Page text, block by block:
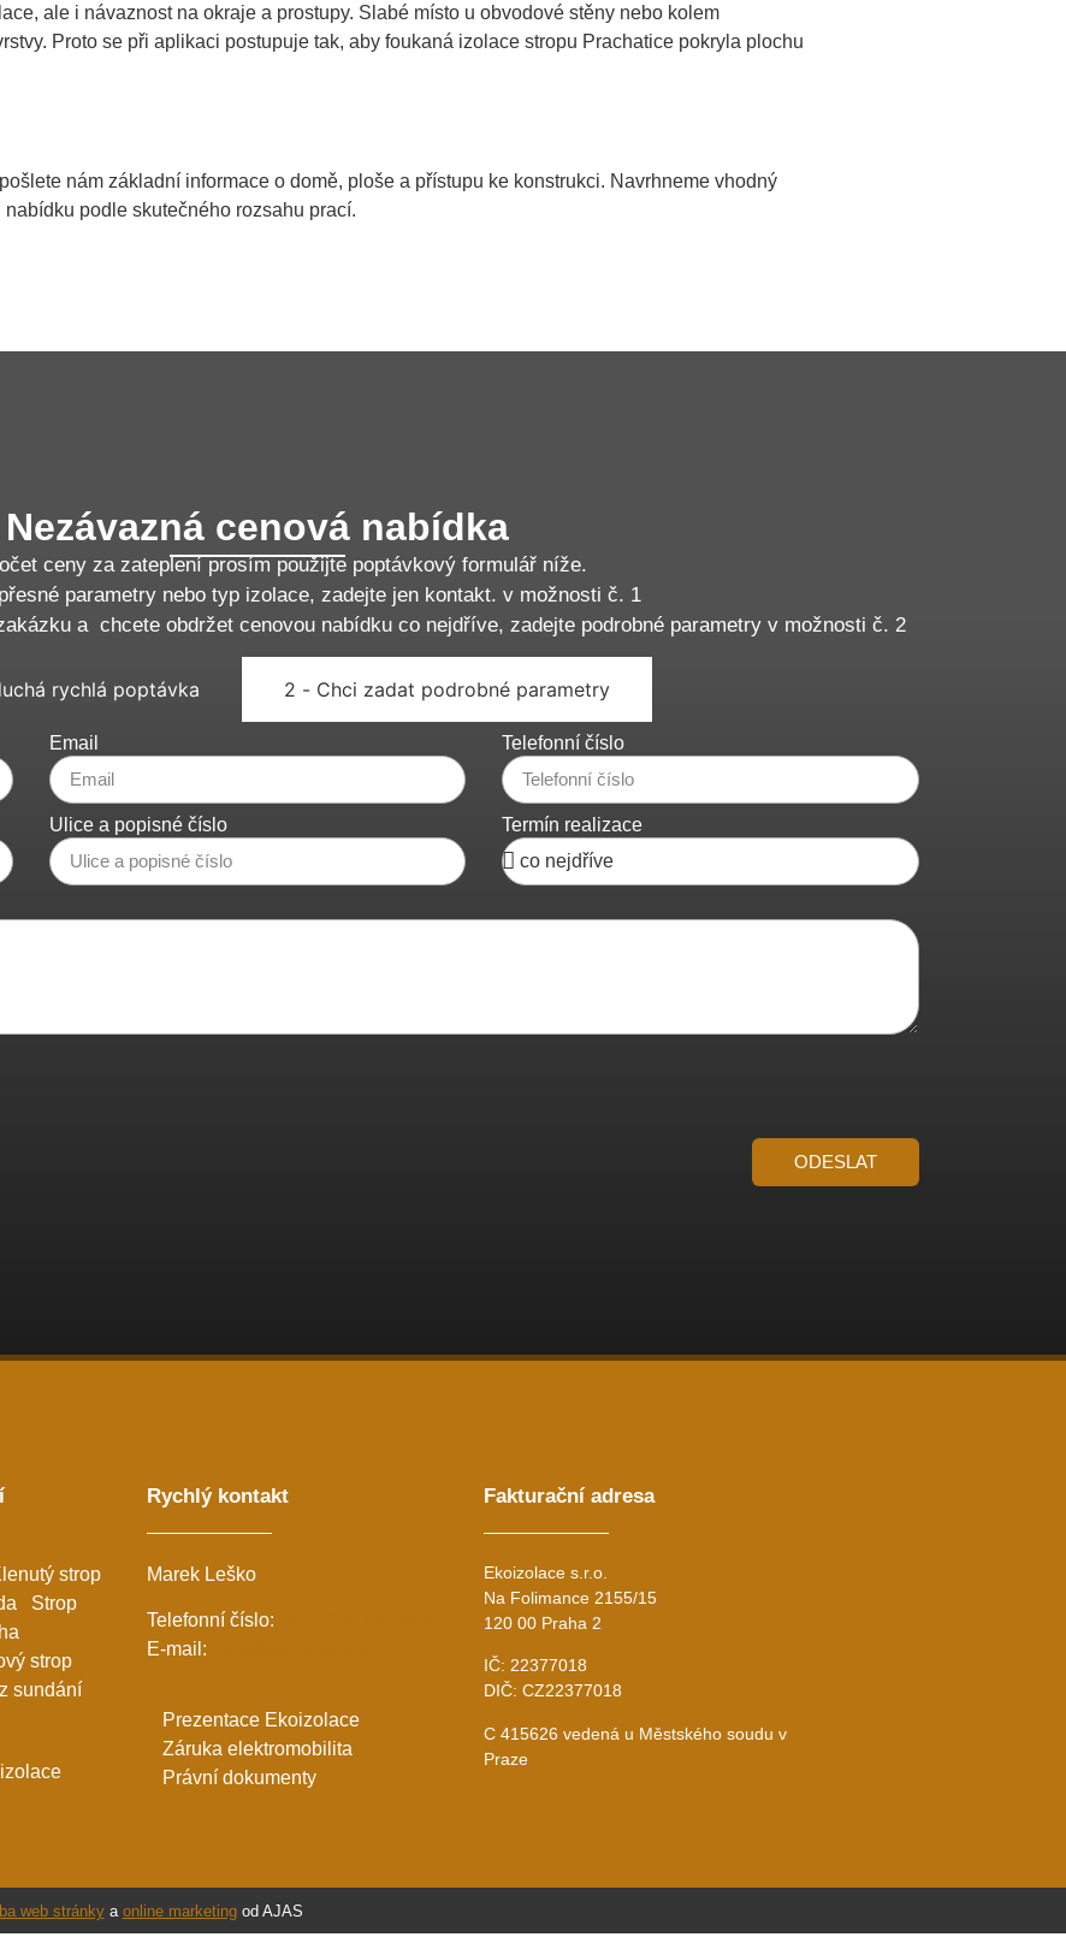
ale i návaznost na okraje a prostupy. Slabé místo u obvodové stěny nebo kolem
Proto se při aplikaci postupuje tak, aby foukaná izolace stropu Prachatice pokryla plochu
nám základní informace o domě, ploše a přístupu ke konstrukci. Navrhneme vhodný
podle skutečného rozsahu prací.
Nezávazná cenová nabídka
ceny za zateplení prosím použijte poptávkový formulář níže.
parametry nebo typ izolace, zadejte jen kontakt. v možnosti č. 1
a chcete obdržet cenovou nabídku co nejdříve, zadejte podrobné parametry v možnosti č. 2
rychlá poptávka 2 - Chci zadat podrobné parametry
Email Telefonní číslo
Ulice a popisné číslo Termín realizace
ODESLAT
strop
Strop
strop
sundání
Rychlý kontakt
Marek Leško
Telefonní číslo:
E-mail:
Prezentace Ekoizolace
Záruka elektromobilita
Právní dokumenty
Fakturační adresa
Ekoizolace s.r.o.
Na Folimance 2155/15
120 00 Praha 2
IČ: 22377018
DIČ: CZ22377018
C 415626 vedená u Městského soudu v
Praze
web stránkya online marketingod AJAS